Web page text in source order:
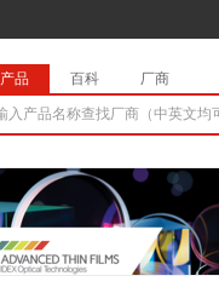
产品 百科 厂商